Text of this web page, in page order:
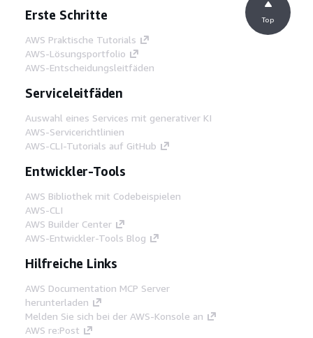
Erste Schritte
AWS Praktische Tutorials
AWS-Lösungsportfolio
AWS-Entscheidungsleitfäden
Serviceleitfäden
Auswahl eines Services mit generativer KI
AWS-Servicerichtlinien
AWS-CLI-Tutorials auf GitHub
Entwickler-Tools
AWS Bibliothek mit Codebeispielen
AWS-CLI
AWS Builder Center
AWS-Entwickler-Tools Blog
Hilfreiche Links
AWS Documentation MCP Server
herunterladen
Melden Sie sich bei der AWS-Konsole an
AWS re:Post
Top